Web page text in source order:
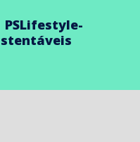
PSLifestyle-